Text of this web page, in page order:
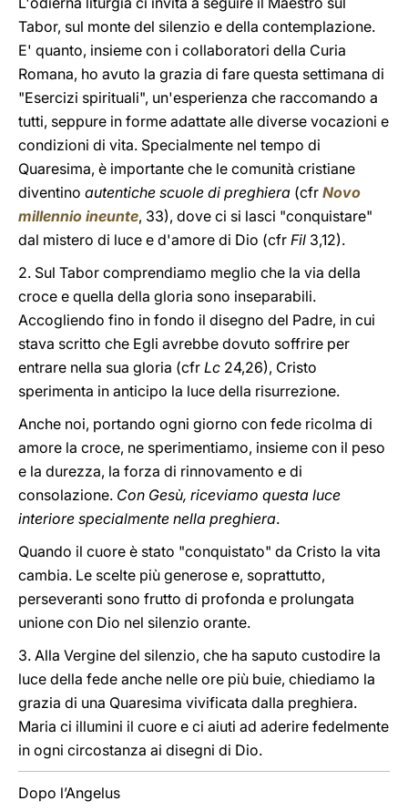
Tabor, sul monte del silenzio e della contemplazione.
E' quanto, insieme con i collaboratori della Curia
Romana, ho avuto la grazia di fare questa settimana di
"Esercizi spirituali", un'esperienza che raccomando a
tutti, seppure in forme adattate alle diverse vocazioni e
condizioni di vita. Specialmente nel tempo di
Quaresima, è importante che le comunità cristiane
diventino autentiche scuole di preghiera (cfr Novo
millennio ineunte, 33), dove ci si lasci "conquistare"
dal mistero di luce e d'amore di Dio (cfr Fil 3,12).
2. Sul Tabor comprendiamo meglio che la via della
croce e quella della gloria sono inseparabili.
Accogliendo fino in fondo il disegno del Padre, in cui
stava scritto che Egli avrebbe dovuto soffrire per
entrare nella sua gloria (cfr Lc 24,26), Cristo
sperimenta in anticipo la luce della risurrezione.
Anche noi, portando ogni giorno con fede ricolma di
amore la croce, ne sperimentiamo, insieme con il peso
e la durezza, la forza di rinnovamento e di
consolazione. Con Gesù, riceviamo questa luce
interiore specialmente nella preghiera.
Quando il cuore è stato "conquistato" da Cristo la vita
cambia. Le scelte più generose e, soprattutto,
perseveranti sono frutto di profonda e prolungata
unione con Dio nel silenzio orante.
3. Alla Vergine del silenzio, che ha saputo custodire la
luce della fede anche nelle ore più buie, chiediamo la
grazia di una Quaresima vivificata dalla preghiera.
Maria ci illumini il cuore e ci aiuti ad aderire fedelmente
in ogni circostanza ai disegni di Dio.
Dopo l’Angelus